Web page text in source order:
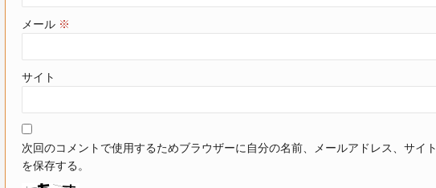
メール ※
サイト
次回のコメントで使用するためブラウザーに自分の名前、メールアドレス、サイト
を保存する。